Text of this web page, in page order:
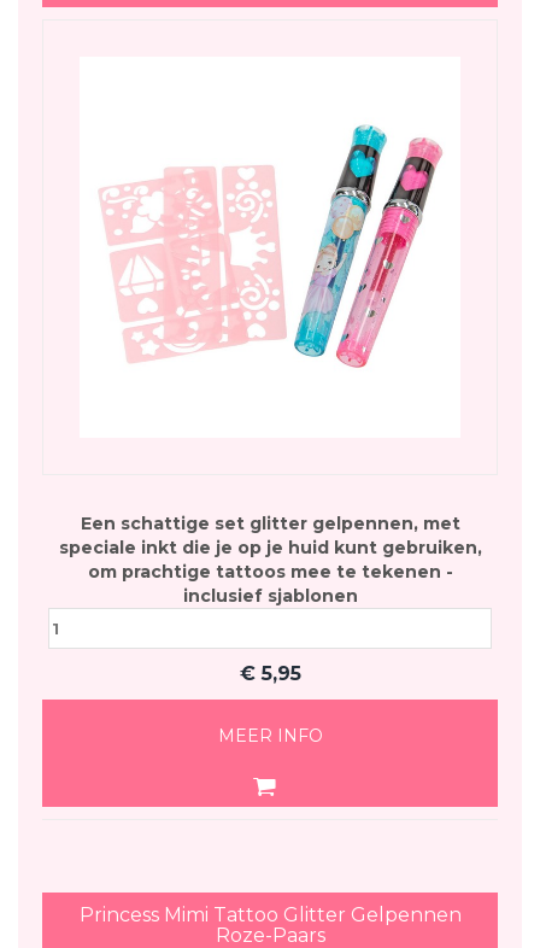
Een schattige set glitter gelpennen, met
speciale inkt die je op je huid kunt gebruiken,
om prachtige tattoos mee te tekenen -
inclusief sjablonen
€5,95
MEER INFO
Princess Mimi Tattoo Glitter Gelpennen
Roze-Paars